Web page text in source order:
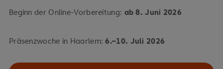
Beginn der Online-Vorbereitung: ab 8. Juni 2026
Präsenzwoche in Haarlem:6.–10. Juli 2026